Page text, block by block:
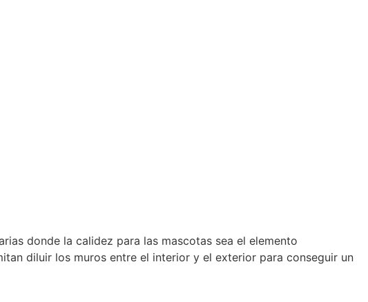
donde la calidez para las mascotas sea el elemento
diluir los muros entre el interior y el exterior para conseguir un